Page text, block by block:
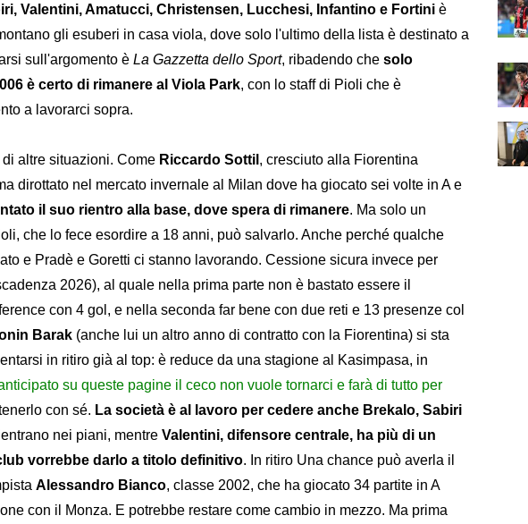
Valentini, Amatucci, Christensen, Lucchesi, Infantino e Fortini è
gli esuberi in casa viola, dove solo l'ultimo della lista è destinato a
sull'argomento è La Gazzetta dello Sport, ribadendo che solo
è certo di rimanere al Viola Park, con lo staff di Pioli che è
a lavorarci sopra.
altre situazioni. Come Riccardo Sottil , cresciuto alla Fiorentina
dirottato nel mercato invernale al Milan dove ha giocato sei volte in A e
il suo rientro alla base, dove spera di rimanere. Ma solo un
che lo fece esordire a 18 anni, può salvarlo. Anche perché qualche
e Pradè e Goretti ci stanno lavorando. Cessione sicura invece per
2026), al quale nella prima parte non è bastato essere il
con 4 gol, e nella seconda far bene con due reti e 13 presenze col
Barak (anche lui un altro anno di contratto con la Fiorentina) si sta
in ritiro già al top: è reduce da una stagione al Kasimpasa, in
su queste pagine il ceco non vuole tornarci e farà di tutto per
con sé. La società è al lavoro per cedere anche Brekalo, Sabiri
nei piani, mentre Valentini, difensore centrale, ha più di un
vorrebbe darlo a titolo definitivo. In ritiro Una chance può averla il
Alessandro Bianco, classe 2002, che ha giocato 34 partite in A
con il Monza. E potrebbe restare come cambio in mezzo. Ma prima